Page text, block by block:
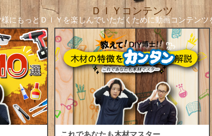
ＤＩＹコンテンツ
様にもっとＤＩＹを楽しんでいただくために動画コンテンツ